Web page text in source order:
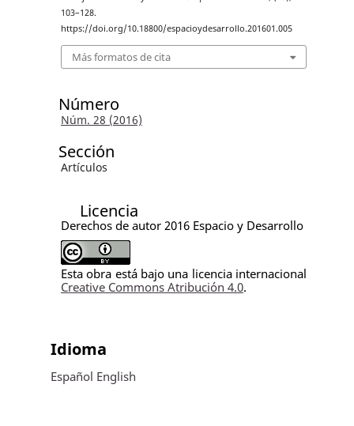
103–128.
https://doi.org/10.18800/espacioydesarrollo.201601.005
Más formatos de cita
Número
Núm. 28 (2016)
Sección
Artículos
Licencia
Derechos de autor 2016 Espacio y Desarrollo
Esta obra está bajo una licencia internacional
Creative Commons Atribución 4.0.
Idioma
Español English